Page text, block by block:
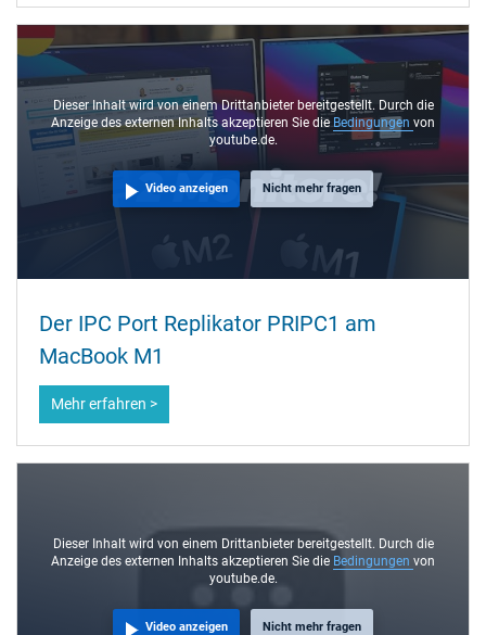
Dieser Inhalt wird von einem Drittanbieter bereitgestellt. Durch die
Anzeige des externen Inhalts akzeptieren Sie dieBedingungen von
youtube.de.
Video anzeigen Nicht mehr fragen
Der IPC Port Replikator PRIPC1 am
MacBook M1
Mehr erfahren >
Dieser Inhalt wird von einem Drittanbieter bereitgestellt. Durch die
Anzeige des externen Inhalts akzeptieren Sie die Bedingungen von
youtube.de.
Video anzeigen Nicht mehr fragen